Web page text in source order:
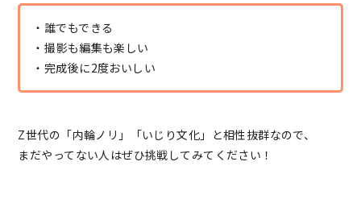
・誰でもできる
・撮影も編集も楽しい
・完成後に2度おいしい
Z世代の「内輪ノリ」「いじり文化」と相性抜群なので、
まだやってない人はぜひ挑戦してみてください！